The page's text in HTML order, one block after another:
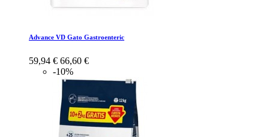
Advance VD Gato Gastroenteric
59,94 € 66,60 €
-10%